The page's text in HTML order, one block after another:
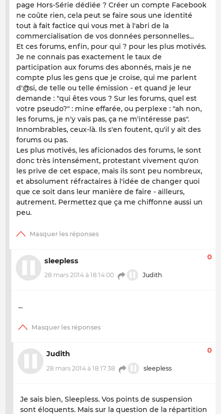
page Hors-Série dédiée ? Créer un compte Facebook
ne coûte rien, cela peut se faire sous une identité
tout à fait factice qui vous met à l'abri de la
commercialisation de vos données personnelles...
Et ces forums, enfin, pour qui ? pour les plus motivés.
Je ne connais pas exactement le taux de
participation aux forums des abonnés, mais je ne
compte plus les gens que je croise, qui me parlent
d'@si, de telle ou telle émission - et quand je leur
demande : "qui êtes vous ? Sur les forums, quel est
votre pseudo?" : mine effarée, ou perplexe : "ah non,
les forums, je n'y vais pas, ça ne m'intéresse pas".
Innombrables, ceux-là. Ils s'en foutent, qu'il y ait des
forums ou pas.
Les plus motivés, les aficionados des forums, le sont
donc très intensément, protestant vivement qu'on
les prive de cet espace, mais ils sont peu nombreux,
et absolument réfractaires à l'idée de changer quoi
que ce soit dans leur manière de faire - ailleurs,
autrement. Permettez que ça me chiffonne aussi un
peu.
sleepless
28 mars 2014 à 18:14:00 Judith
0
...
Judith
28 mars 2014 à 18:17:38 sleepless
0
Je sais bien, Sleepless. Vos points de suspension
sont éloquents. Mais sur la question de la répartition